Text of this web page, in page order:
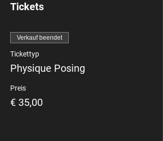
Tickets
Verkauf beendet
Tickettyp
Physique Posing
Preis
€ 35,00